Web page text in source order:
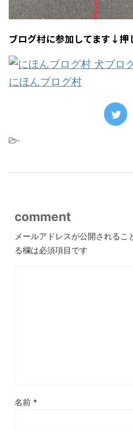
ブログ村に参加してます↓押
にほんブログ村
-
comment
メールアドレスが公開されるこ
る欄は必須項目です
名前 *